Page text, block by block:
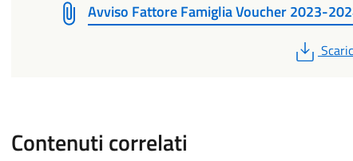
Avviso Fattore Famiglia Voucher 2023-
PDF
Contenuti correlati